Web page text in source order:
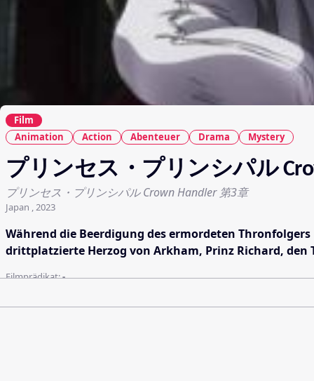
Film
Animation
Action Abenteuer Drama Mystery
プリンセス・プリンシパル
プリンセス・プリンシパル Crown Handler 第3章
Japan , 2023
Während die Beerdigung des ermordeten
drittplatzierte Herzog von Arkham, Prinz Richard, den
Filmprädikat:-